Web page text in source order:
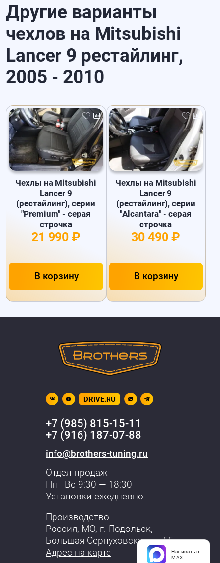
Другие варианты
чехлов на Mitsubishi
Lancer 9 рестайлинг,
2005 - 2010
Чехлы на Mitsubishi
Lancer 9
(рестайлинг), серии
"Premium" - серая
строчка
21 990 ₽
В корзину
Чехлы на Mitsubishi
Lancer 9
(рестайлинг), серии
"Alcantara" - серая
строчка
30 490 ₽
В корзину
DRIVE.RU
+7 (985) 815-15-11
+7 (916) 187-07-88
info@brothers-tuning.ru
Отдел продаж
Пн - Вс 9:30 — 18:30
Установки ежедневно
Производство
Россия, МО, г. Подольск,
Большая Серпуховская, д. 55
Адрес на карте
Написать в
MAX